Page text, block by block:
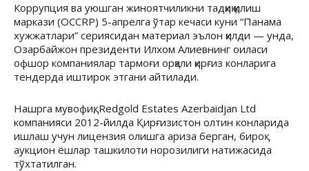
Коррупция ва уюшган жиноятчиликни тадқиқ қилиш
маркази (OCCRP) 5-апрелга ўтар кечаси куни “Панама
хужжатлари” сериясидан материал эълон қилди — унда,
Озарбайжон президенти Илхом Алиевнинг оиласи
офшор компаниялар тармоғи орқали қирғиз конларига
тендерда иштирок этгани айтилади.
Нашрга мувофиқ, Redgold Estates Azerbaidjan Ltd
компанияси 2012-йилда Қирғизистон олтин конларида
ишлаш учун лицензия олишга ариза берган, бироқ
аукцион ёшлар ташкилоти норозилиги натижасида
тўхтатилган.